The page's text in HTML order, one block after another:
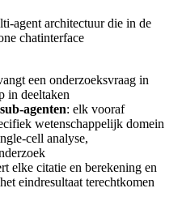
agent architectuur die in de
chatinterface
een onderzoeksvraag in
in deeltaken
agenten: elk vooraf
wetenschappelijk domein
cell analyse,
elke citatie en berekening en
eindresultaat terechtkomen